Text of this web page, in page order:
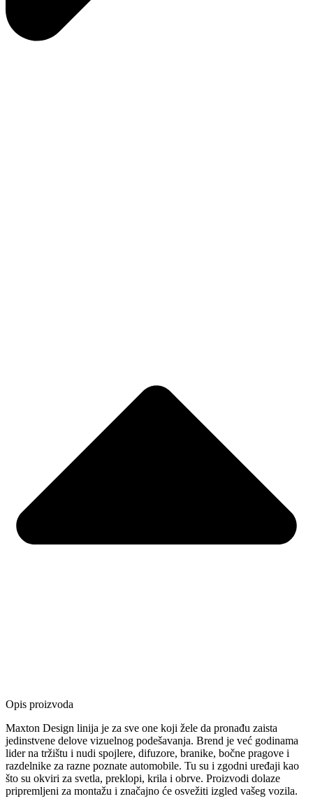
Opis proizvoda
Maxton Design linija je za sve one koji žele da pronađu zaista
jedinstvene delove vizuelnog podešavanja. Brend je već godinama
lider na tržištu i nudi spojlere, difuzore, branike, bočne pragove i
razdelnike za razne poznate automobile. Tu su i zgodni uređaji kao
što su okviri za svetla, preklopi, krila i obrve. Proizvodi dolaze
pripremljeni za montažu i značajno će osvežiti izgled vašeg vozila.